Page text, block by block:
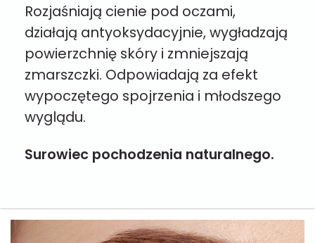
Rozjaśniają cienie pod oczami,
działają antyoksydacyjnie, wygładzają
powierzchnię skóry i zmniejszają
zmarszczki. Odpowiadają za efekt
wypoczętego spojrzenia i młodszego
wyglądu.
Surowiec pochodzenia naturalnego.